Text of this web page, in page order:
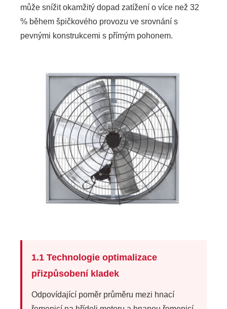
může snížit okamžitý dopad zatížení o více než 32
% během špičkového provozu ve srovnání s
pevnými konstrukcemi s přímým pohonem.
1.1 Technologie optimalizace
přizpůsobení kladek
Odpovídající poměr průměru mezi hnací